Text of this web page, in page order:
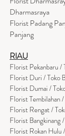
Dharmasraya
Florist Padang
Panjang
RIAU
Florist Pekanbaru /
Florist Duri / Toko
Florist Dumai /
Florist Tembilahan
Florist Rengat /
Florist Bangkinang
Florist Rokan Hulu